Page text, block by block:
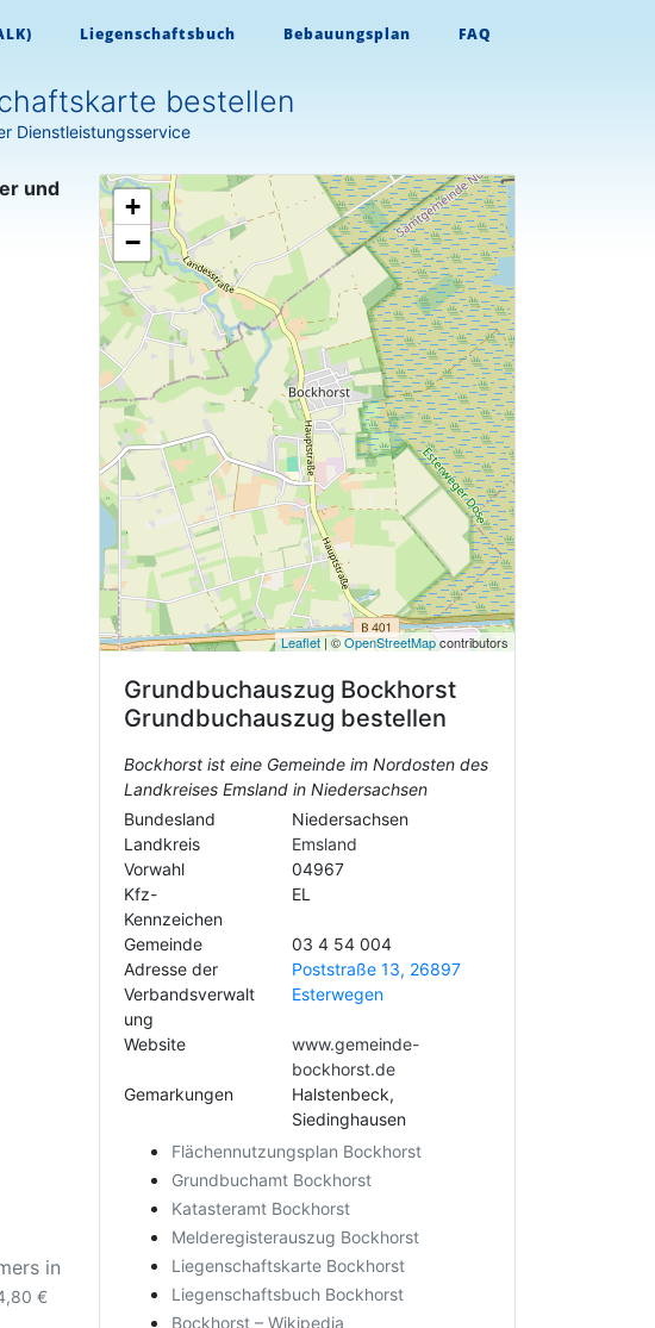
Liegenschaftsbuch Bebauungsplan FAQ
bestellen
Dienstleistungsservice
und
in
€
+
−
Leaflet| ©OpenStreetMapcontributors
Grundbuchauszug Bockhorst
Grundbuchauszug bestellen
Bockhorst ist eine Gemeinde im Nordosten des
Landkreises Emsland in Niedersachsen
Bundesland
Niedersachsen
Landkreis
Emsland
Vorwahl
04967
Kfz-
Kennzeichen
EL
Gemeinde
03 4 54 004
Adresse der
Verbandsverwalt
ung
Poststraße 13, 26897
Esterwegen
Website
www.gemeinde-
bockhorst.de
Gemarkungen
Halstenbeck,
Siedinghausen
Flächennutzungsplan Bockhorst
Grundbuchamt Bockhorst
Katasteramt Bockhorst
Melderegisterauszug Bockhorst
Liegenschaftskarte Bockhorst
Liegenschaftsbuch Bockhorst
Bockhorst – Wikipedia